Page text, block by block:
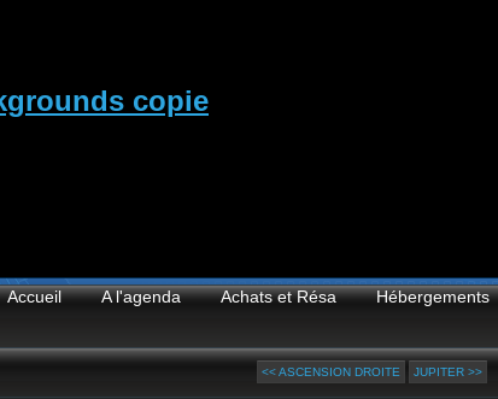
Accueil A l'agenda Achats et Résa Hébergements
<< ASCENSION DROITE JUPITER >>